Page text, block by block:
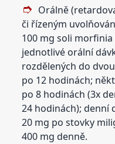
Orálně
či řízeným
100 mg soli
jednotlivé orální
rozdělených do
po 12 hodinách;
po 8 hodinách (3x
24 hodinách); denní
20 mg po stovky
400 mg denně.